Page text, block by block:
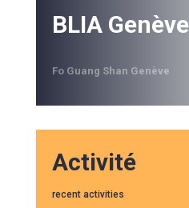
BLIA Genève
Fo Guang Shan Genève
Activité
recent activities